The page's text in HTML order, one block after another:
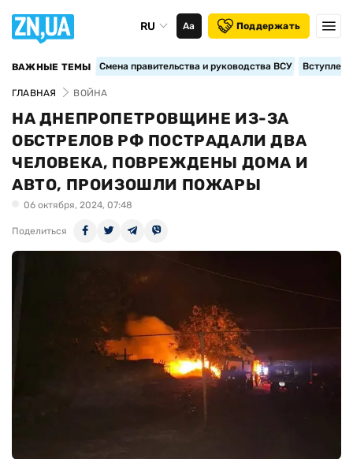
RU Аа Поддержать
ВАЖНЫЕ ТЕМЫ Смена правительства и руководства ВСУ
ГЛАВНАЯ ВОЙНА
НА ДНЕПРОПЕТРОВЩИНЕ ИЗ-ЗА
ОБСТРЕЛОВ РФ ПОСТРАДАЛИ ДВА
ЧЕЛОВЕКА, ПОВРЕЖДЕНЫ ДОМА И
АВТО, ПРОИЗОШЛИ ПОЖАРЫ
06 октября, 2024, 07:48
Поделиться